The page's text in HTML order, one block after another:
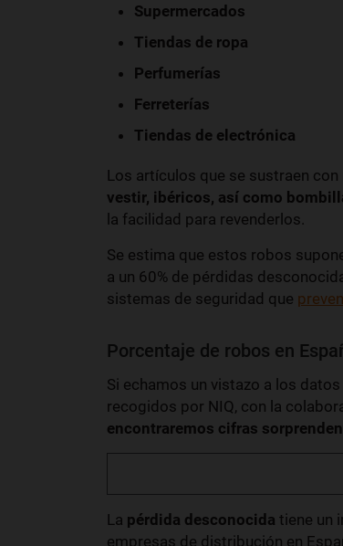
Supermercados
Tiendas de ropa
Perfumerías
Ferreterías
Tiendas de electrónica
Los artículos que se sustraen
vestir, ibéricos, así como
la facilidad para revenderlos.
Se estima que estos robos
a un 60% de pérdidas
sistemas de seguridad que
Porcentaje de robos en
Si echamos un vistazo a los
recogidos por NIQ, con la
encontraremos cifras
La pérdida desconocida tiene un
empresas de distribución en